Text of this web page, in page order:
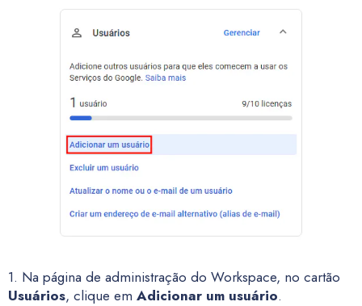
1. Na página de administração do Workspace, no cartão
Usuários, clique em Adicionar um usuário.